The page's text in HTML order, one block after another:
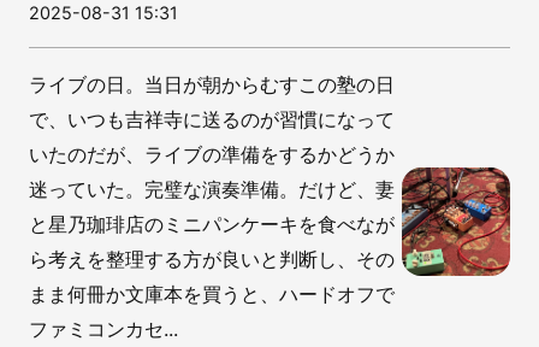
2025-08-31 15:31
ライブの日。当日が朝からむすこの塾の日
で、いつも吉祥寺に送るのが習慣になって
いたのだが、ライブの準備をするかどうか
迷っていた。完璧な演奏準備。だけど、妻
と星乃珈琲店のミニパンケーキを食べなが
ら考えを整理する方が良いと判断し、その
まま何冊か文庫本を買うと、ハードオフで
ファミコンカセ...